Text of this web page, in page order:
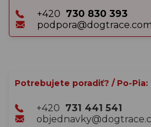
+420 730 830 393
podpora@dogtrace.com
Potrebujete poradiť? / Po-Pia:
+420 731 441 541